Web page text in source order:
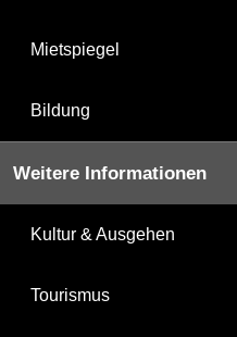
Mietspiegel
Bildung
Weitere Informationen
Kultur & Ausgehen
Tourismus